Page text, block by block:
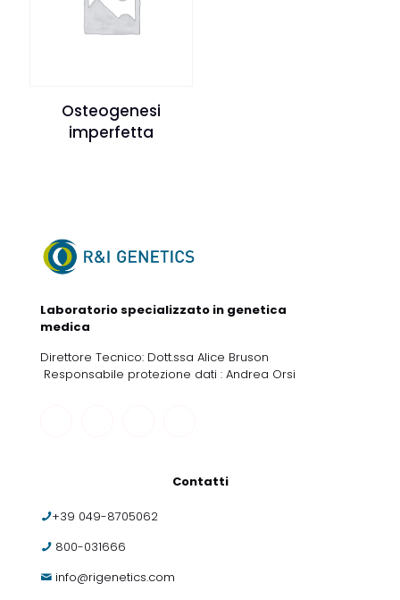
Osteogenesi
imperfetta
Laboratorio specializzato in genetica
medica
Direttore Tecnico: Dott.ssa Alice Bruson
Responsabile protezione dati : Andrea Orsi
Contatti
+39 049-8705062
800-031666
info@rigenetics.com